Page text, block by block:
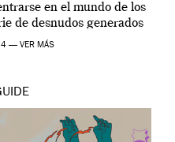
en el mundo de los
de desnudos generados
— VER MÁS